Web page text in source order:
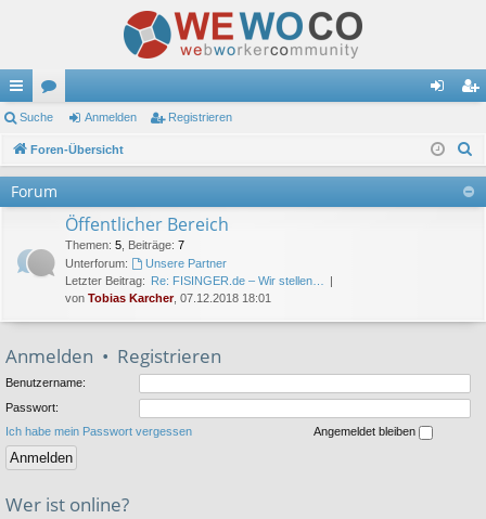
ch
ne
llz
riff
or
en m ist
rie
Suche Anmelden Registrieren
Foren-Übersicht
Forum
Öffentlicher Bereich
Themen: 5 Beiträge: 7
Unterforum:
Unsere Partner
Letzter Beitrag: Re: FISINGER.de – Wir stellen…
von Tobias Karcher, 07.12.2018 18:01
Anmelden • Registrieren
Benutzername:
Passwort:
Ich habe mein Passwort vergessen
Angemeldet bleiben
Wer ist online?